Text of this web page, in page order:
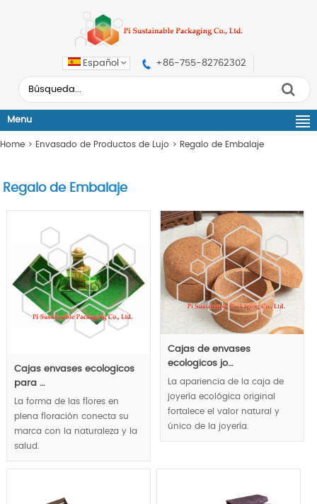
Español +86-755-82762302
Menu
Home > Envasado de Productos de Lujo > Regalo de Embalaje
Regalo de Embalaje
Cajas envases ecologicos
para …
La forma de las flores en
plena floración conecta su
marca con la naturaleza y la
salud.
MOQ:1000pcs.
Cajas de envases
ecologicos jo…
La apariencia de la caja de
joyería ecológica original
fortalece el valor natural y
único de la joyería.